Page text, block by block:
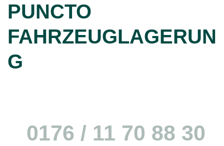
PUNCTO
FAHRZEUGLAGERUN
G
0176 / 11 70 88 30